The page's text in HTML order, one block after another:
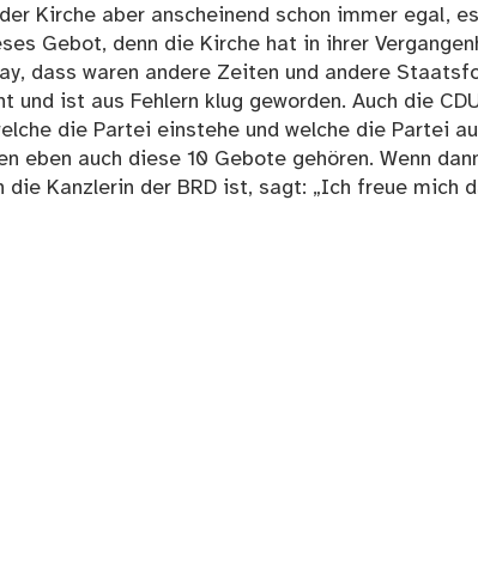
Kirche aber anscheinend schon immer egal,
Gebot, denn die Kirche hat in ihrer
dass waren andere Zeiten und andere
und ist aus Fehlern klug geworden. Auch die
die Partei einstehe und welche die Partei
eben auch diese 10 Gebote gehören. Wenn
Kanzlerin der BRD ist, sagt: „Ich freue mich